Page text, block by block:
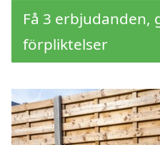
Få 3 erbjudanden,
förpliktelser